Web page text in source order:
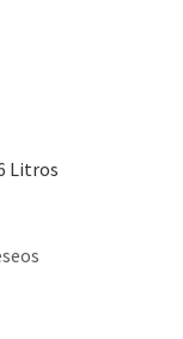
Litros